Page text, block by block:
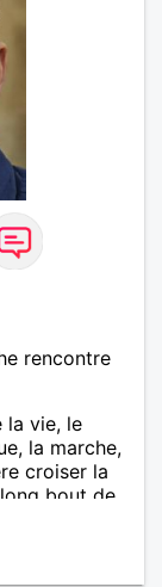
rencontre
la vie, le
la marche,
croiser la
bout de